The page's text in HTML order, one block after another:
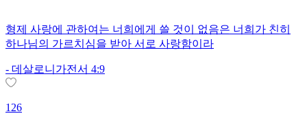
형제 사랑에 관하여는 너희에게 쓸 것이 없음은 너희가 친히
하나님의 가르치심을 받아 서로 사랑함이라
- 데살로니가전서 4:9
126